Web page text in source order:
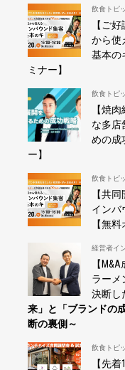
飲食トピ
【ご
から使
基本の
ミナー】
飲食トピ
【焼
な多店
めの成
ー】
飲食トピ
【共
インバ
【無
経営者イ
【
ラーメ
決断し
来」と「ブランドの
断の裏側～
飲食トピ
【先